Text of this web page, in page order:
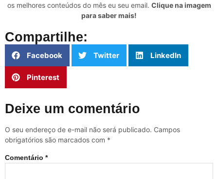
os melhores conteúdos do mês eu seu email. Clique na imagem
para saber mais!
Compartilhe:
Facebook Twitter LinkedIn
Pinterest
Deixe um comentário
O seu endereço de e-mail não será publicado. Campos
obrigatórios são marcados com *
Comentário *